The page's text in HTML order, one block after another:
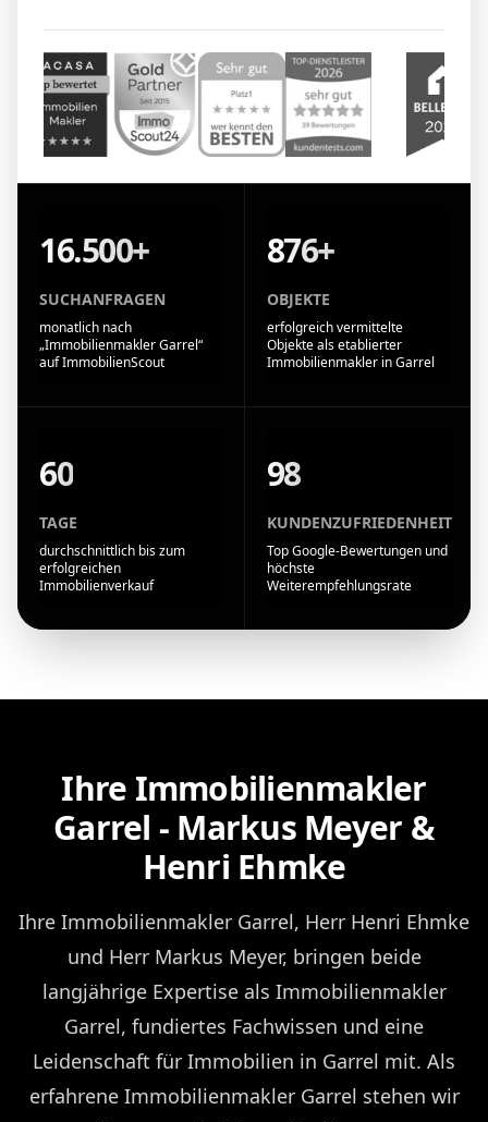
16.500+
SUCHANFRAGEN
monatlich nach
„Immobilienmakler Garrel“
auf ImmobilienScout
876+
OBJEKTE
erfolgreich vermittelte
Objekte als etablierter
Immobilienmakler in Garrel
60
TAGE
durchschnittlich bis zum
erfolgreichen
Immobilienverkauf
98
KUNDENZUFRIEDENHEIT
Top Google-Bewertungen und
höchste
Weiterempfehlungsrate
Ihre Immobilienmakler
Garrel - Markus Meyer &
Henri Ehmke
Ihre Immobilienmakler Garrel, Herr Henri Ehmke
und Herr Markus Meyer, bringen beide
langjährige Expertise als Immobilienmakler
Garrel, fundiertes Fachwissen und eine
Leidenschaft für Immobilien in Garrel mit. Als
erfahrene Immobilienmakler Garrel stehen wir